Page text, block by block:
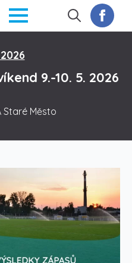
Search
9.-10. 5. 2026
Staré Město